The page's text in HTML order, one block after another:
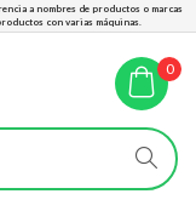
a nombres de productos o marcas
con varias máquinas.
0